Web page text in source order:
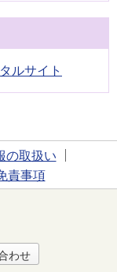
ルサイト
の取扱い
責事項
わせ